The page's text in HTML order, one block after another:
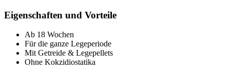
Eigenschaften und Vorteile
Ab 18 Wochen
Für die ganze Legeperiode
Mit Getreide & Legepellets
Ohne Kokzidiostatika